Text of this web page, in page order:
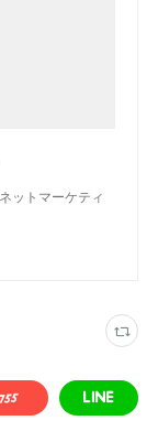
ットマーケティ